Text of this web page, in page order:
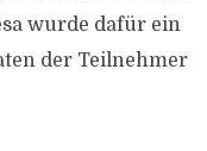
wurde dafür ein
der Teilnehmer